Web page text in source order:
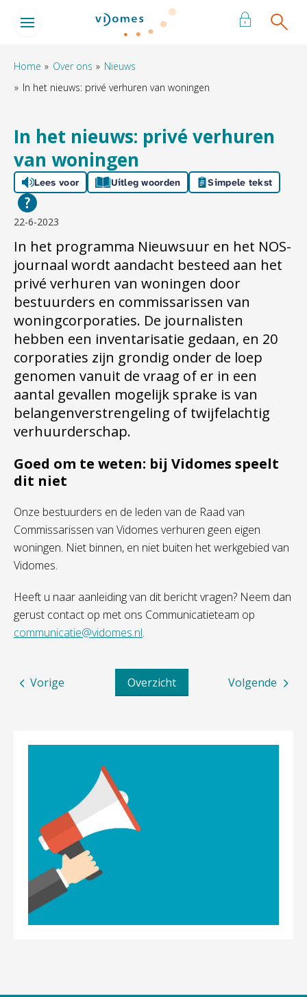
Naar de homepage
Ga naar Hoofd
Home Over ons
Nieuws
In het nieuws: privé verhuren van woningen
In het nieuws: privé verhuren
van woningen
Lees voor Uitleg woorden Simpele tekst
22-6-2023
In het programma Nieuwsuur en het NOS-
journaal wordt aandacht besteed aan het
privé verhuren van woningen door
bestuurders en commissarissen van
woningcorporaties. De journalisten
hebben een inventarisatie gedaan, en 20
corporaties zijn grondig onder de loep
genomen vanuit de vraag of er in een
aantal gevallen mogelijk sprake is van
belangenverstrengeling of twijfelachtig
verhuurderschap.
Goed om te weten: bij Vidomes speelt
dit niet
Onze bestuurders en de leden van de Raad van
Commissarissen van Vidomes verhuren geen eigen
woningen. Niet binnen, en niet buiten het werkgebied van
Vidomes.
Heeft u naar aanleiding van dit bericht vragen? Neem dan
gerust contact op met ons Communicatieteam op
communicatie@vidomes.nl.
Volgende
Overzicht
Vorige